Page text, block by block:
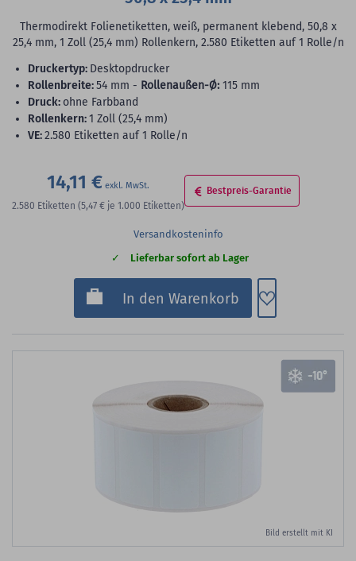
Thermodirekt Folienetiketten, weiß, permanent klebend, 50,8 x
25,4 mm, 1 Zoll (25,4 mm) Rollenkern, 2.580 Etiketten auf 1 Rolle/n
Druckertyp: Desktopdrucker
Rollenbreite:54 mm - Rollenaußen-Ø: 115 mm
Druck: ohne Farbband
Rollenkern:1 Zoll (25,4 mm)
VE:2.580 Etiketten auf 1 Rolle/n
14,11 €
2.580 Etiketten (5,47 € je 1.000 Etiketten)
Bestpreis-Garantie
Versandkosteninfo
Lieferbar sofort ab Lager
In den Warenkorb Zum
Bild erstellt mit KI